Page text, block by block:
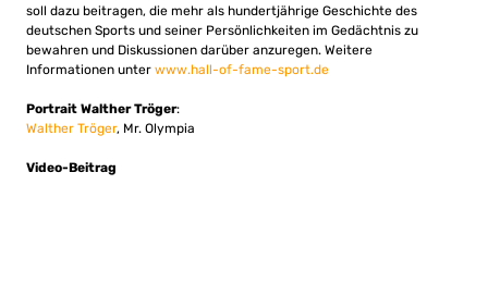
soll dazu beitragen, die mehr als hundertjährige Geschichte des
deutschen Sports und seiner Persönlichkeiten im Gedächtnis zu
bewahren und Diskussionen darüber anzuregen. Weitere
Informationen unter www.hall-of-fame-sport.de
Portrait Walther Tröger:
Walther Tröger, Mr. Olympia
Video-Beitrag